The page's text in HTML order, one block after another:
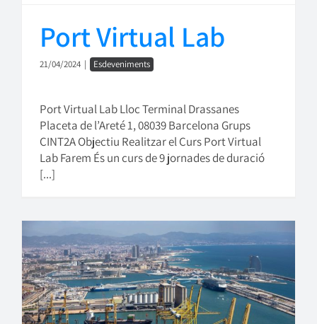
Port Virtual Lab
21/04/2024 | Esdeveniments
Port Virtual Lab Lloc Terminal Drassanes
Placeta de l’Areté 1, 08039 Barcelona Grups
CINT2A Objectiu Realitzar el Curs Port Virtual
Lab Farem És un curs de 9 jornades de duració
[...]